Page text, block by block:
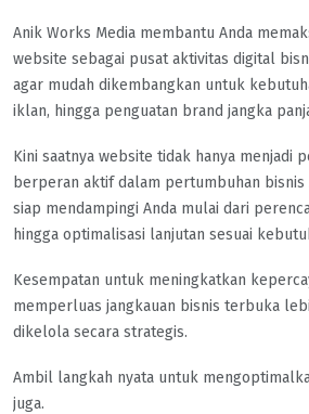
Anik Works Media membantu Anda
website sebagai pusat aktivitas digital
agar mudah dikembangkan untuk
iklan, hingga penguatan brand jangka
Kini saatnya website tidak hanya menjadi
berperan aktif dalam pertumbuhan bisnis
siap mendampingi Anda mulai dari
hingga optimalisasi lanjutan sesuai
Kesempatan untuk meningkatkan
memperluas jangkauan bisnis terbuka
dikelola secara strategis.
Ambil langkah nyata untuk
juga.